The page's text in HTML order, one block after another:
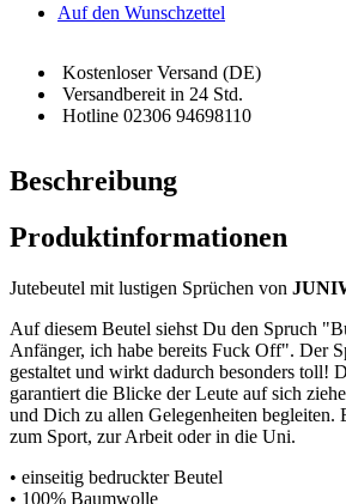
Auf den Wunschzettel
Kostenloser Versand (DE)
Versandbereit in 24 Std.
Hotline 02306 94698110
Beschreibung
Produktinformationen
Jutebeutel mit lustigen Sprüchen von
Auf diesem Beutel siehst Du den Spruch
Anfänger, ich habe bereits Fuck Off". Der
gestaltet und wirkt dadurch besonders toll!
garantiert die Blicke der Leute auf sich
und Dich zu allen Gelegenheiten begleiten.
zum Sport, zur Arbeit oder in die Uni.
• einseitig bedruckter Beutel
• 100% Baumwolle